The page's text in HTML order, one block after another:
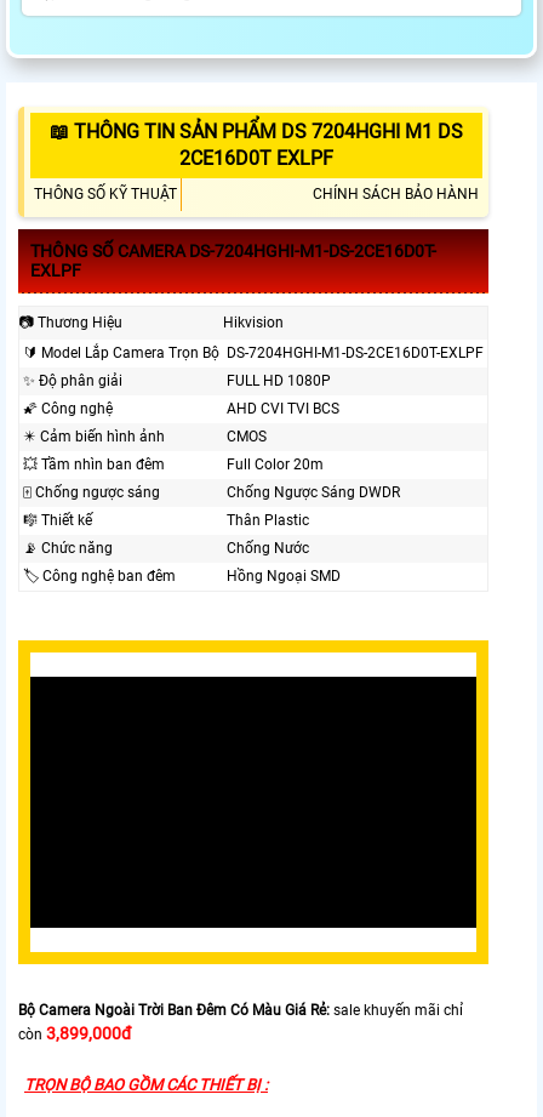
📖 THÔNG TIN SẢN PHẨM DS 7204HGHI M1 DS
2CE16D0T EXLPF
THÔNG SỐ KỸ THUẬT CHÍNH SÁCH BẢO HÀNH
THÔNG SỐ CAMERA DS-7204HGHI-M1-DS-2CE16D0T-
EXLPF
📷 Thương Hiệu
Hikvision
🔰 Model Lắp Camera Trọn Bộ DS-7204HGHI-M1-DS-2CE16D0T-EXLPF
✨ Độ phân giải
FULL HD 1080P
🌠 Công nghệ
AHD CVI TVI BCS
✴️ Cảm biến hình ảnh
CMOS
💥 Tầm nhìn ban đêm
Full Color 20m
🀄 Chống ngược sáng
Chống Ngược Sáng DWDR
🎼️ Thiết kế
Thân Plastic
📡 Chức năng
Chống Nước
🏷 Công nghệ ban đêm
Hồng Ngoại SMD
Bộ Camera Ngoài Trời Ban Đêm Có Màu Giá Rẻ: sale khuyến mãi chỉ
còn 3,899,000đ
TRỌN BỘ BAO GỒM CÁC THIẾT BỊ :